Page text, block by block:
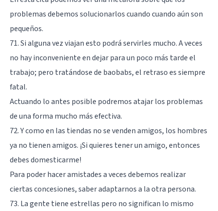
problemas debemos solucionarlos cuando cuando aún son
pequeños.
71. Si alguna vez viajan esto podrá servirles mucho. A veces
no hay inconveniente en dejar para un poco más tarde el
trabajo; pero tratándose de baobabs, el retraso es siempre
fatal.
Actuando lo antes posible podremos atajar los problemas
de una forma mucho más efectiva.
72. Y como en las tiendas no se venden amigos, los hombres
ya no tienen amigos. ¡Si quieres tener un amigo, entonces
debes domesticarme!
Para poder hacer amistades a veces debemos realizar
ciertas concesiones, saber adaptarnos a la otra persona.
73. La gente tiene estrellas pero no significan lo mismo